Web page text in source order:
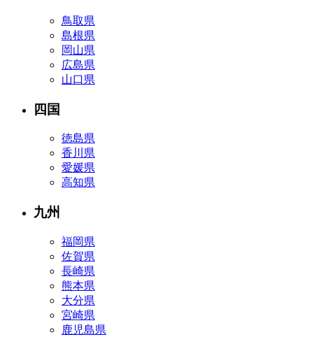
鳥取県
島根県
岡山県
広島県
山口県
四国
徳島県
香川県
愛媛県
高知県
九州
福岡県
佐賀県
長崎県
熊本県
大分県
宮崎県
鹿児島県